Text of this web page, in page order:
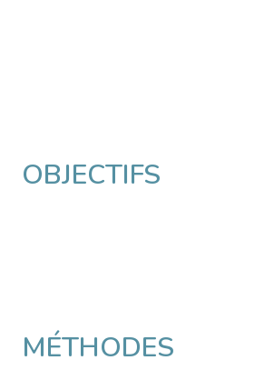
OBJECTIFS
MÉTHODES